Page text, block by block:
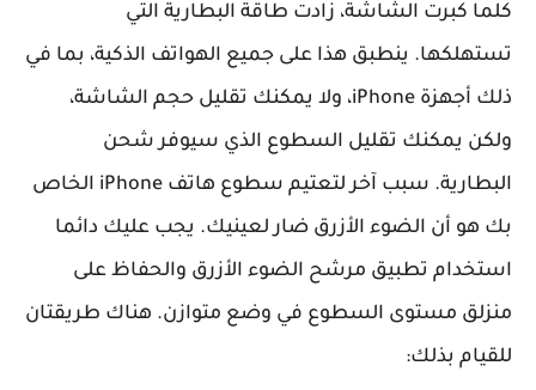
كلما كبرت الشاشة، زادت طاقة البطارية التي
تستهلكها. ينطبق هذا على جميع الهواتف الذكية، بما في
ذلك أجهزة iPhone، ولا يمكنك تقليل حجم الشاشة،
ولكن يمكنك تقليل السطوع الذي سيوفر شحن
البطارية. سبب آخر لتعتيم سطوع هاتف iPhone الخاص
بك هو أن الضوء الأزرق ضار لعينيك. يجب عليك دائما
استخدام تطبيق مرشح الضوء الأزرق والحفاظ على
منزلق مستوى السطوع في وضع متوازن. هناك طريقتان
للقيام بذلك: